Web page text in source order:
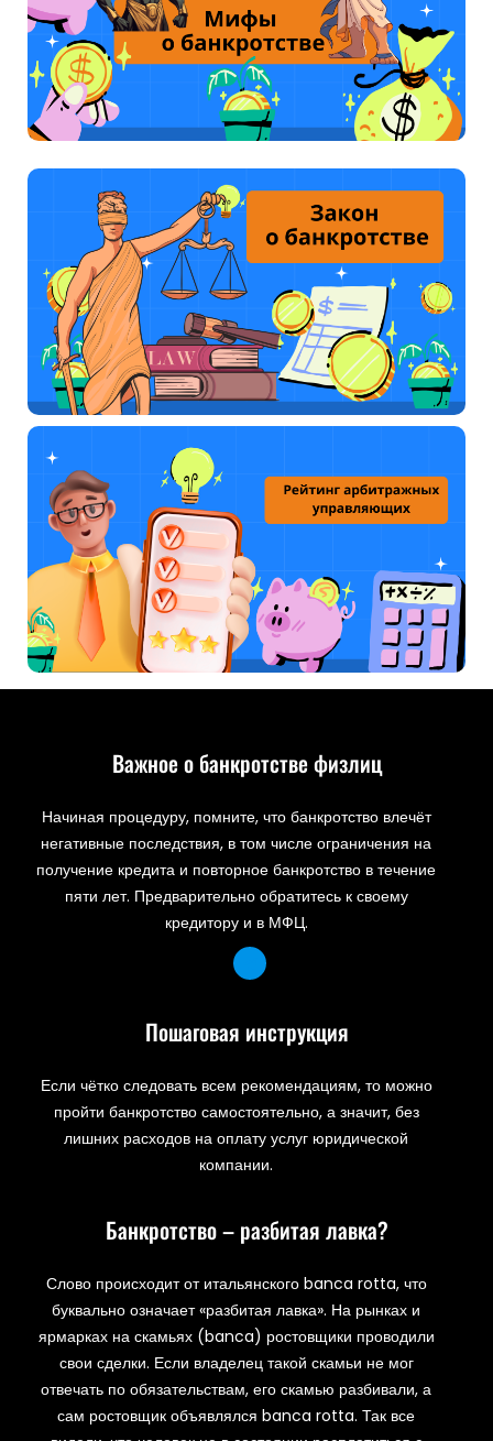
Важное о банкротстве физлиц
Начиная процедуру, помните, что банкротство влечёт
негативные последствия, в том числе ограничения на
получение кредита и повторное банкротство в течение
пяти лет. Предварительно обратитесь к своему
кредитору и в МФЦ.
Пошаговая инструкция
Если чётко следовать всем рекомендациям, то можно
пройти банкротство самостоятельно, а значит, без
лишних расходов на оплату услуг юридической
компании.
Банкротство – разбитая лавка?
Слово происходит от итальянского banca rotta, что
буквально означает «разбитая лавка». На рынках и
ярмарках на скамьях (banca) ростовщики проводили
свои сделки. Если владелец такой скамьи не мог
отвечать по обязательствам, его скамью разбивали, а
сам ростовщик объявлялся banca rotta. Так все